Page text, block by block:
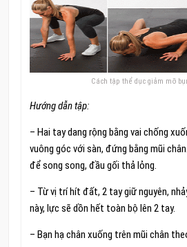
Cách tập thể dục giảm mỡ
Hướng dẫn tập:
– Hai tay dang rộng bằng vai chống
vuông góc với sàn, đứng bằng mũi
để song song, đầu gối thả lỏng.
– Từ vị trí hít đất, 2 tay giữ nguyên,
này, lực sẽ dồn hết toàn bộ lên 2 tay.
– Bạn hạ chân xuống trên mũi chân